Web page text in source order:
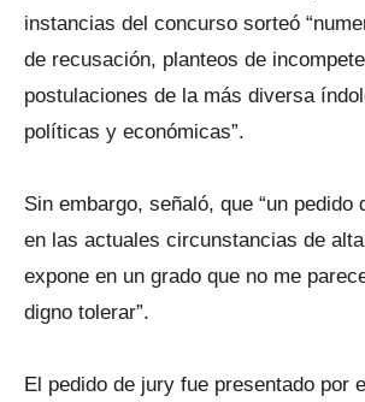
instancias del concurso sorteó
de recusación, planteos de
postulaciones de la más diversa
políticas y económicas”.
Sin embargo, señaló, que “un pedido
en las actuales circunstancias de
expone en un grado que no me
digno tolerar”.
El pedido de jury fue presentado por